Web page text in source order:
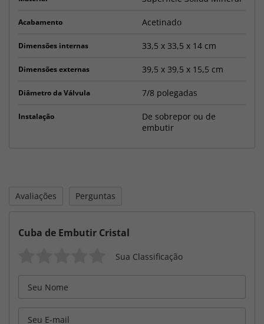
Acabamento Acetinado
Dimensões internas 33,5 x 33,5 x 14 cm
Dimensões externas 39,5 x 39,5 x 15,5 cm
Diâmetro da Válvula 7/8 polegadas
Instalação
De sobrepor ou de
embutir
Avaliações Perguntas
Cuba de Embutir Cristal
Sua Classificação